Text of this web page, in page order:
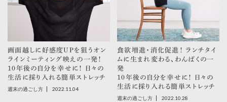
画面越しに好感度UPを狙うオン
ラインミーティング映えの一発！
10年後の自分を幸せに！ 日々の
生活に採り入れる簡単ストレッチ
週末の過ごし方 2022.11.04
食欲増進・消化促進！ ランチタイ
ムに生まれ変わる、わんぱくの一
発
10年後の自分を幸せに！ 日々の
生活に採り入れる簡単ストレッチ
週末の過ごし方 2022.10.28